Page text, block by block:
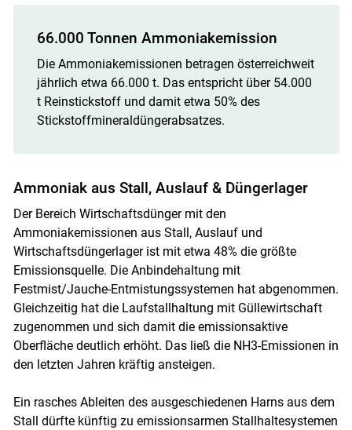
66.000 Tonnen Ammoniakemission
Die Ammoniakemissionen betragen österreichweit
jährlich etwa 66.000 t. Das entspricht über 54.000
t Reinstickstoff und damit etwa 50% des
Stickstoffmineraldüngerabsatzes.
Ammoniak aus Stall, Auslauf & Düngerlager
Der Bereich Wirtschaftsdünger mit den
Ammoniakemissionen aus Stall, Auslauf und
Wirtschaftsdüngerlager ist mit etwa 48% die größte
Emissionsquelle. Die Anbindehaltung mit
Festmist/Jauche-Entmistungssystemen hat abgenommen.
Gleichzeitig hat die Laufstallhaltung mit Güllewirtschaft
zugenommen und sich damit die emissionsaktive
Oberfläche deutlich erhöht. Das ließ die NH3-Emissionen in
den letzten Jahren kräftig ansteigen.
Ein rasches Ableiten des ausgeschiedenen Harns aus dem
Stall dürfte künftig zu emissionsarmen Stallhaltesystemen